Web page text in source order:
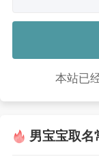
本站已
男宝宝取名